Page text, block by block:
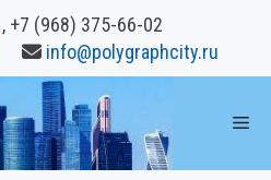
, +7 (968) 375-66-02
info@polygraphcity.ru